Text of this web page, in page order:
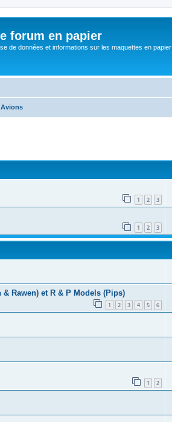
forum en papier
de données et informations sur les maquettes en papier
Avions
1 2 3
1 2 3
Rawen) et R & P Models (Pips)
1 2 3 4 5 6
1 2